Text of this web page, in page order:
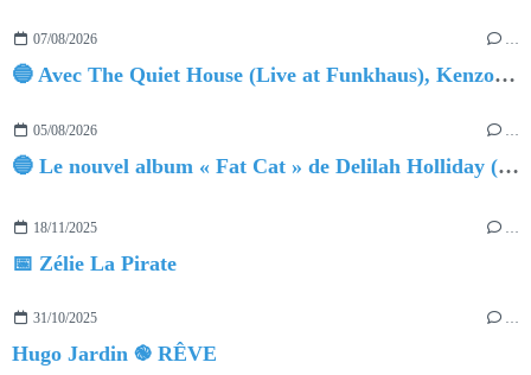
07/08/2026 …
🔵 Avec The Quiet House (Live at Funkhaus), Kenzo Zurzolo livre une performance aussi intense qu'envoûtante.
05/08/2026
🔵 Le nouvel album « Fat Cat » de Delilah Holliday (sortie le 30 Octobre 2026)
18/11/2025 …
📅 Zélie La Pirate
31/10/2025 …
Hugo Jardin ֎ RÊVE